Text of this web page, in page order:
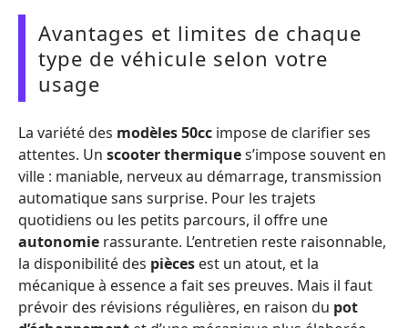
Avantages et limites de chaque
type de véhicule selon votre
usage
La variété des modèles 50cc impose de clarifier ses
attentes. Un scooter thermiques’impose souvent en
ville : maniable, nerveux au démarrage, transmission
automatique sans surprise. Pour les trajets
quotidiens ou les petits parcours, il offre une
autonomie rassurante. L’entretien reste raisonnable,
la disponibilité des pièces est un atout, et la
mécanique à essence a fait ses preuves. Mais il faut
prévoir des révisions régulières, en raison du pot